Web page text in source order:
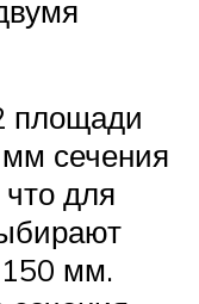
площади
сечения
для
мм.